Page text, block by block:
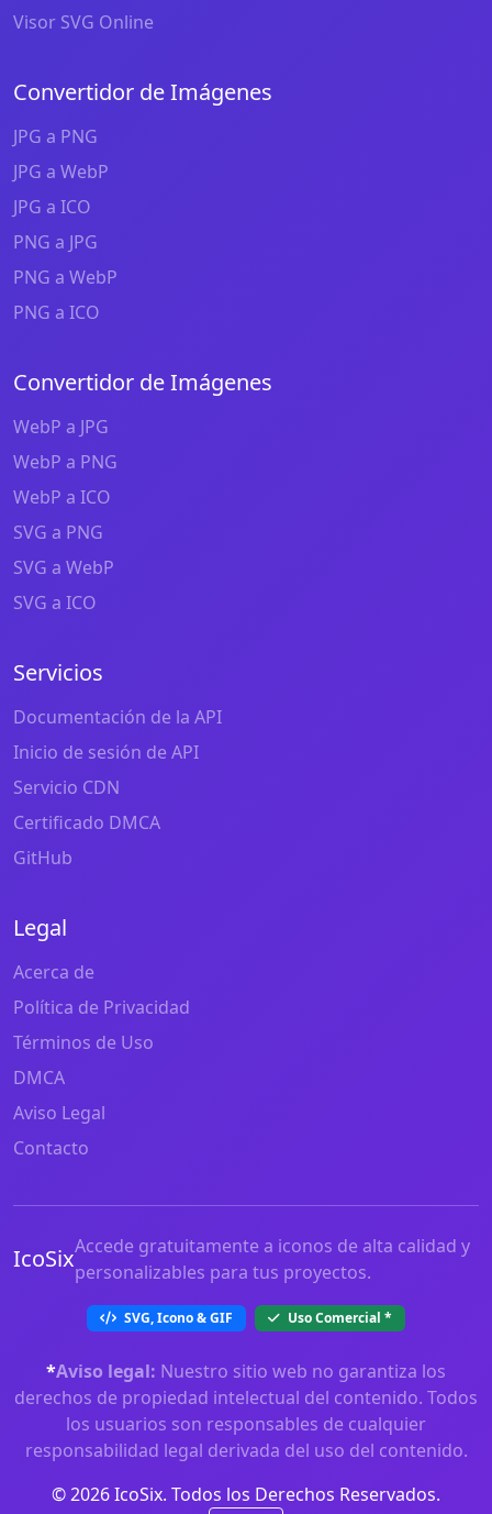
Visor SVG Online
Convertidor de Imágenes
JPG a PNG
JPG a WebP
JPG a ICO
PNG a JPG
PNG a WebP
PNG a ICO
Convertidor de Imágenes
WebP a JPG
WebP a PNG
WebP a ICO
SVG a PNG
SVG a WebP
SVG a ICO
Servicios
Documentación de la API
Inicio de sesión de API
Servicio CDN
Certificado DMCA
GitHub
Legal
Acerca de
Política de Privacidad
Términos de Uso
DMCA
Aviso Legal
Contacto
IcoSixAccede gratuitamente a iconos de alta calidad y
personalizables para tus proyectos.
SVG, Icono & GIF Uso Comercial *
*Aviso legal: Nuestro sitio web no garantiza los
derechos de propiedad intelectual del contenido. Todos
los usuarios son responsables de cualquier
responsabilidad legal derivada del uso del contenido.
© 2026 IcoSix. Todos los Derechos Reservados.